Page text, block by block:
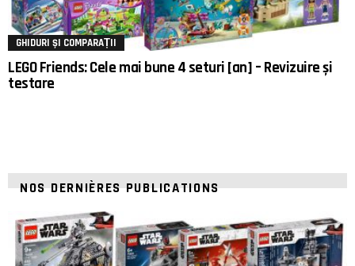
GHIDURI ȘI COMPARAȚII
LEGO Friends: Cele mai bune 4 seturi [an] – Revizuire și
testare
NOS DERNIÈRES PUBLICATIONS